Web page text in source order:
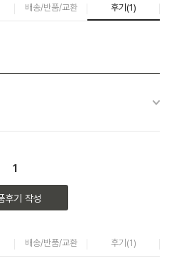
배송/반품/교환 후기(1)
1
후기 작성
배송/반품/교환 후기(1)